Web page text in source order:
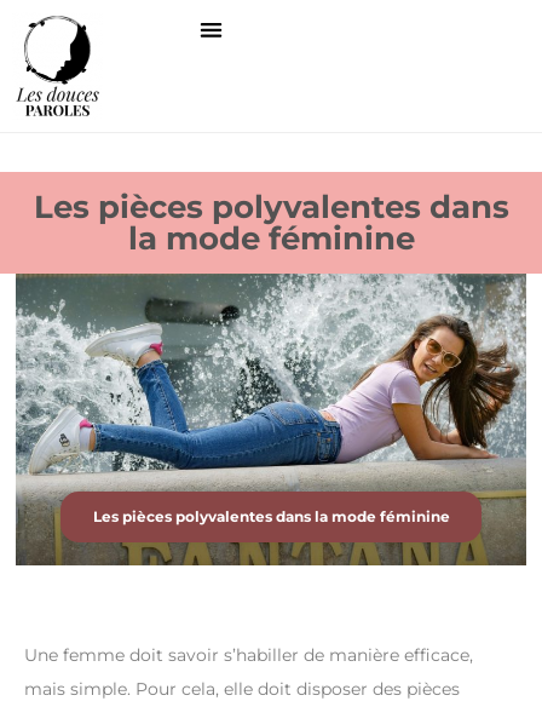
Les pièces polyvalentes dans
la mode féminine
Les pièces polyvalentes dans la mode féminine
Une femme doit savoir s’habiller de manière efficace,
mais simple. Pour cela, elle doit disposer des pièces